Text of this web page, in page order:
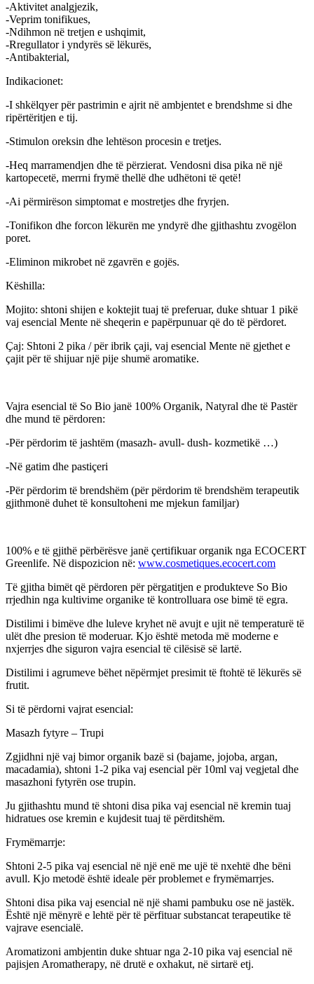
-Aktivitet analgjezik,
-Veprim tonifikues,
-Ndihmon në tretjen e ushqimit,
-Rregullator i yndyrës së lëkurës,
-Antibakterial,
Indikacionet:
-I shkëlqyer për pastrimin e ajrit në ambjentet e brendshme si dhe
ripërtëritjen e tij.
-Stimulon oreksin dhe lehtëson procesin e tretjes.
-Heq marramendjen dhe të përzierat. Vendosni disa pika në një
kartopecetë, merrni frymë thellë dhe udhëtoni të qetë!
-Ai përmirëson simptomat e mostretjes dhe fryrjen.
-Tonifikon dhe forcon lëkurën me yndyrë dhe gjithashtu zvogëlon
poret.
-Eliminon mikrobet në zgavrën e gojës.
Këshilla:
Mojito: shtoni shijen e koktejit tuaj të preferuar, duke shtuar 1 pikë
vaj esencial Mente në sheqerin e papërpunuar që do të përdoret.
Çaj: Shtoni 2 pika / për ibrik çaji, vaj esencial Mente në gjethet e
çajit për të shijuar një pije shumë aromatike.
Vajra esencial të So Bio janë 100% Organik, Natyral dhe të Pastër
dhe mund të përdoren:
-Për përdorim të jashtëm (masazh- avull- dush- kozmetikë …)
-Në gatim dhe pastiçeri
-Për përdorim të brendshëm (për përdorim të brendshëm terapeutik
gjithmonë duhet të konsultoheni me mjekun familjar)
100% e të gjithë përbërësve janë çertifikuar organik nga ECOCERT
Greenlife. Në dispozicion në: www.cosmetiques.ecocert.com
Të gjitha bimët që përdoren për përgatitjen e produkteve So Bio
rrjedhin nga kultivime organike të kontrolluara ose bimë të egra.
Distilimi i bimëve dhe luleve kryhet në avujt e ujit në temperaturë të
ulët dhe presion të moderuar. Kjo është metoda më moderne e
nxjerrjes dhe siguron vajra esencial të cilësisë së lartë.
Distilimi i agrumeve bëhet nëpërmjet presimit të ftohtë të lëkurës së
frutit.
Si të përdorni vajrat esencial:
Masazh fytyre – Trupi
Zgjidhni një vaj bimor organik bazë si (bajame, jojoba, argan,
macadamia), shtoni 1-2 pika vaj esencial për 10ml vaj vegjetal dhe
masazhoni fytyrën ose trupin.
Ju gjithashtu mund të shtoni disa pika vaj esencial në kremin tuaj
hidratues ose kremin e kujdesit tuaj të përditshëm.
Frymëmarrje:
Shtoni 2-5 pika vaj esencial në një enë me ujë të nxehtë dhe bëni
avull. Kjo metodë është ideale për problemet e frymëmarrjes.
Shtoni disa pika vaj esencial në një shami pambuku ose në jastëk.
Është një mënyrë e lehtë për të përfituar substancat terapeutike të
vajrave esencialë.
Aromatizoni ambjentin duke shtuar nga 2-10 pika vaj esencial në
pajisjen Aromatherapy, në drutë e oxhakut, në sirtarë etj.